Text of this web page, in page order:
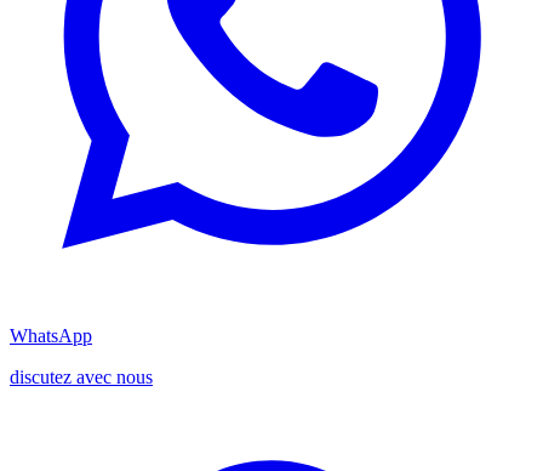
WhatsApp
discutez avec nous